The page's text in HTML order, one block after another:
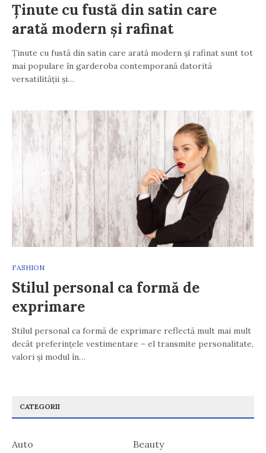
Ținute cu fustă din satin care
arată modern și rafinat
Ținute cu fustă din satin care arată modern și rafinat sunt tot
mai populare în garderoba contemporană datorită
versatilității și…
FASHION
Stilul personal ca formă de
exprimare
Stilul personal ca formă de exprimare reflectă mult mai mult
decât preferințele vestimentare – el transmite personalitate,
valori și modul în…
CATEGORII
Auto
Beauty